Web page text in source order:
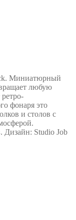
Миниатюрный
любую
фонаря это
и столов с
Дизайн: Studio Job